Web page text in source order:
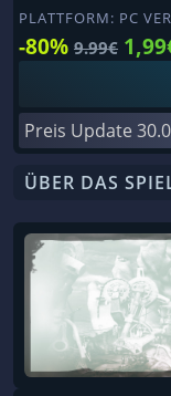
PLATTFORM: PC
-80% 9.99€
Preis Update
ÜBER DAS